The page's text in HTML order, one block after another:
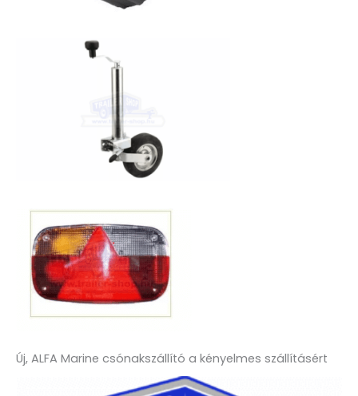
Új, ALFA Marine csónakszállító a kényelmes szállításért